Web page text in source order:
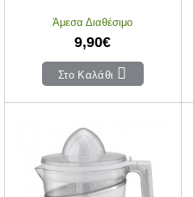
Άμεσα Διαθέσιμο
9,90€
Στο Καλάθι